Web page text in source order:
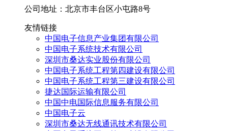
公司地址：北京市丰台区小屯路8号
友情链接
中国电子信息产业集团有限公司
中国电子系统技术有限公司
深圳市桑达实业股份有限公司
中国电子系统工程第四建设有限公司
中国电子系统工程第三建设有限公司
捷达国际运输有限公司
中国中电国际信息服务有限公司
中国电子云
深圳市桑达无线通讯技术有限公司